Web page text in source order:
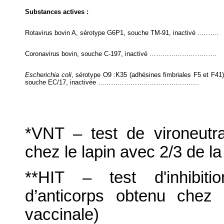
Substances actives :
Rotavirus bovin A, sérotype G6P1, souche TM-91, inactivé ..……..
Coronavirus bovin, souche C-197, inactivé ………………………….
Escherichia coli, sérotype O9 :K35 (adhésines fimbriales F5 et
souche EC/17, inactivée ……………………...………………..
*VNT – test de
chez le lapin avec 2/3 de
**HIT – test
d’anticorps obtenu
vaccinale)